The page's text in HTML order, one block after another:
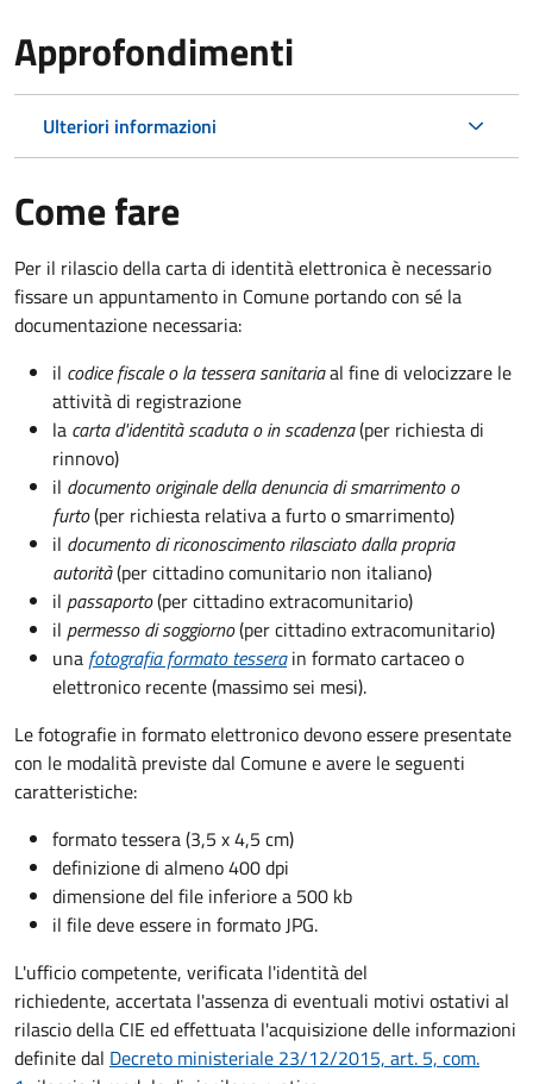
Approfondimenti
Ulteriori informazioni
Come fare
Per il rilascio della carta di identità elettronica è necessario
fissare un appuntamento in Comune portando con sé la
documentazione necessaria:
il codice fiscale o la tessera sanitariaal fine di velocizzare le
attività di registrazione
la carta d'identità scaduta o in scadenza(per richiesta di
rinnovo)
il documento originale della denuncia di smarrimento o
furto(per richiesta relativa a furto o smarrimento)
il documento di riconoscimento rilasciato dalla propria
autorità(per cittadino comunitario non italiano)
il passaporto(per cittadino extracomunitario)
il permesso di soggiorno(per cittadino extracomunitario)
una fotografia formato tessera in formato cartaceo o
elettronico recente (massimo sei mesi).
Le fotografie in formato elettronico devono essere presentate
con le modalità previste dal Comune e avere le seguenti
caratteristiche:
formato tessera (3,5 x 4,5 cm)
definizione di almeno 400 dpi
dimensione del file inferiore a 500 kb
il file deve essere in formato JPG.
L'ufficio competente, verificata l'identità del
richiedente, accertata l'assenza di eventuali motivi ostativi al
rilascio della CIE ed effettuata l'acquisizione delle informazioni
definite dal Decreto ministeriale 23/12/2015, art. 5, com.